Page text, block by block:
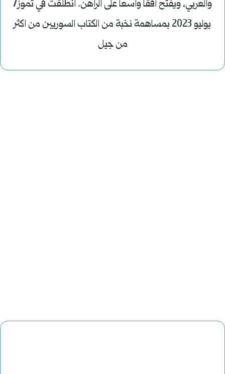
والعربي، ويفتح أفقا واسعا على الراهن. انطلقت في تموز/
يوليو 2023 بمساهمة نخبة من الكتاب السوريين من اكثر
من جيل